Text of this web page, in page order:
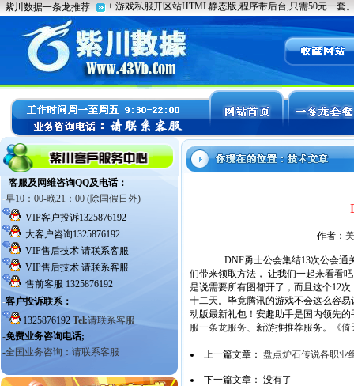
作者：
DNF勇士公会集结13次公会通关
们带来领取方法， 让我们一起来看看
是说需要所有图都开了，而且这个12
十二天。毕竟腾讯的游戏不会这么容
动版最新礼包！安趣助手是国内领先
服一条龙服务、新游推推荐服务。 《
上一篇文章： 盘点炉石传说各职业
下一篇文章： 没有了